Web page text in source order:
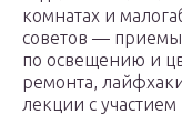
комнатах и
советов — приемы
по освещению и
ремонта,
лекции с